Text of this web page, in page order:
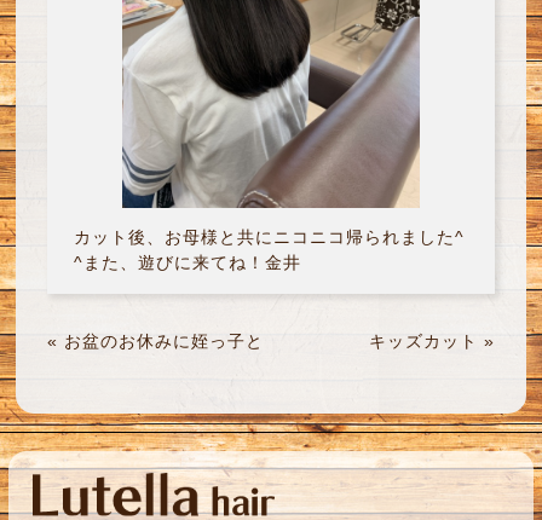
カット後、お母様と共にニコニコ帰られました^
^また、遊びに来てね！金井
« お盆のお休みに姪っ子と キッズカット »